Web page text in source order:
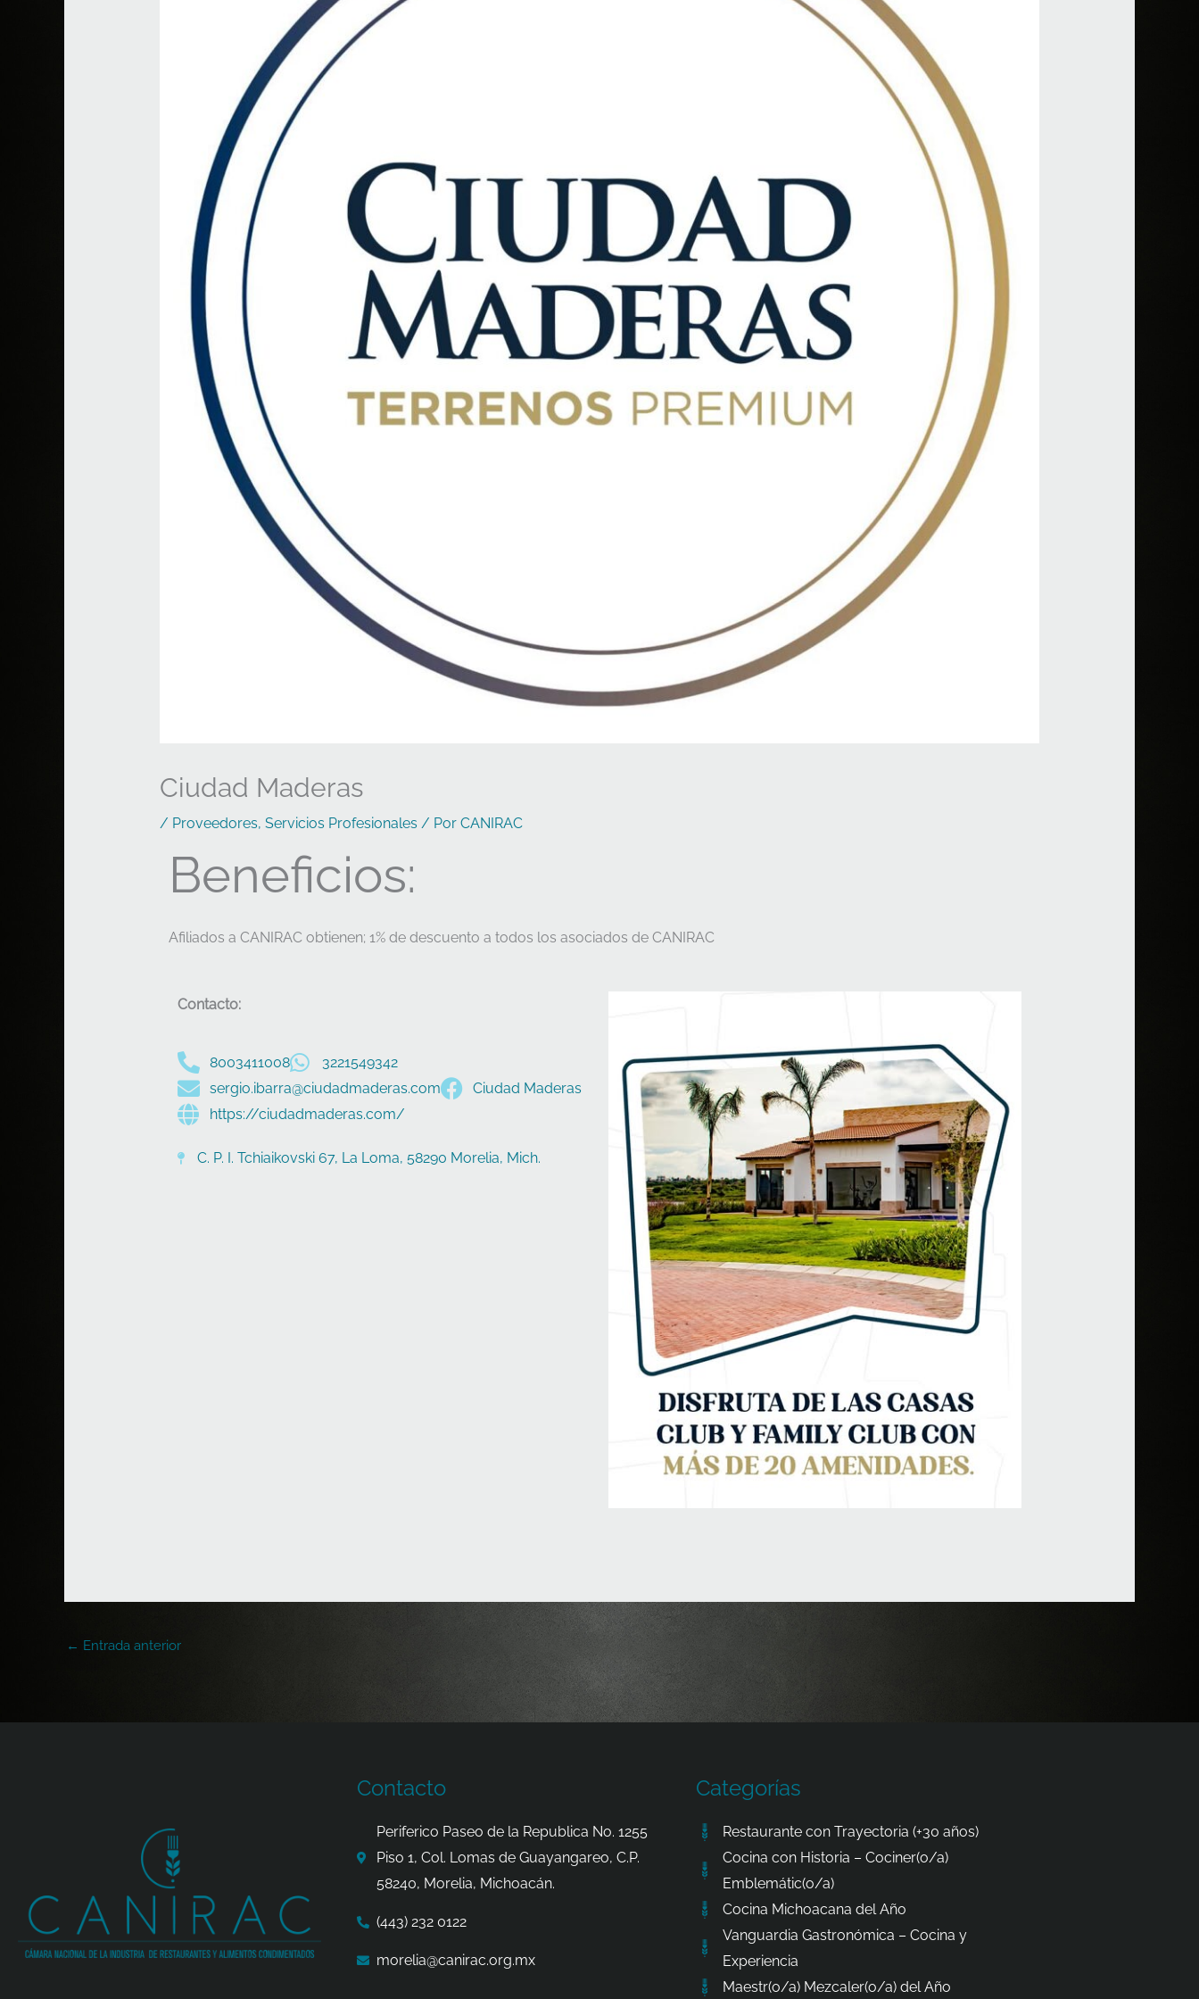
Ciudad Maderas
/ Proveedores, Servicios Profesionales / Por CANIRAC
Beneficios:
Afiliados a CANIRAC obtienen; 1% de descuento a todos los asociados de CANIRAC
Contacto:
8003411008
3221549342
sergio.ibarra@ciudadmaderas.com
Ciudad Maderas
https://ciudadmaderas.com/
C. P. I. Tchiaikovski 67, La Loma, 58290 Morelia, Mich.
← Entrada anterior
Contacto
Periferico Paseo de la Republica No. 1255
Piso 1, Col. Lomas de Guayangareo, C.P.
58240, Morelia, Michoacán.
(443) 232 0122
morelia@canirac.org.mx
Categorías
Restaurante con Trayectoria (+30 años)
Cocina con Historia – Cociner(o/a)
Emblemátic(o/a)
Cocina Michoacana del Año
Vanguardia Gastronómica – Cocina y
Experiencia
Maestr(o/a) Mezcaler(o/a) del Año